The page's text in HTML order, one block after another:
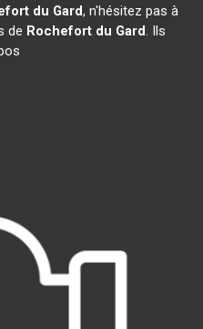
du Gard, n'hésitez pas à
de Rochefort du Gard. Ils